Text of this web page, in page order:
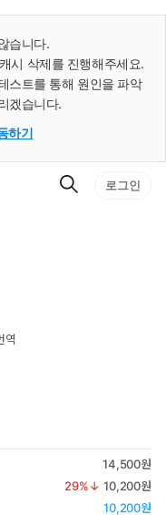
습니다.
시 삭제를 진행해주세요.
스트를 통해 원인을 파악
겠습니다.
하기
검
로그인
역
14,500원
29%↓ 10,200원
10,200원